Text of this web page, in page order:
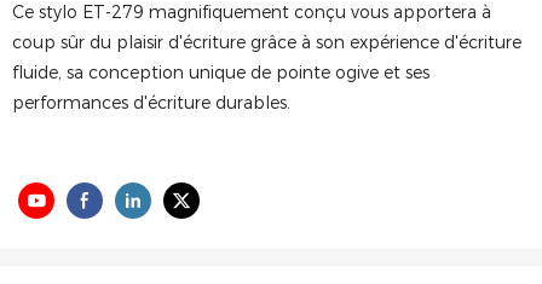
Ce stylo ET-279 magnifiquement conçu vous apportera à
coup sûr du plaisir d'écriture grâce à son expérience d'écriture
fluide, sa conception unique de pointe ogive et ses
performances d'écriture durables.